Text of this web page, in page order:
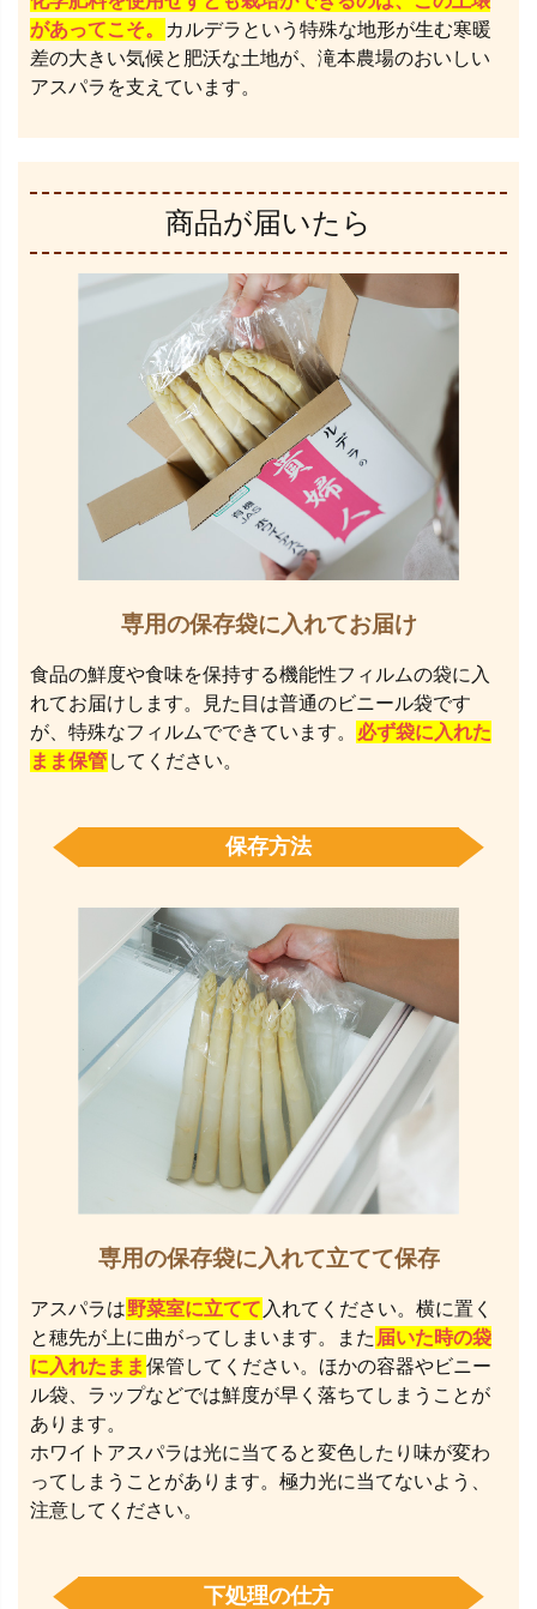
があってこそ。
カルデラという特殊な地形が生む寒暖
差の大きい気候と肥沃な土地が、滝本農場のおいしい
アスパラを支えています。
商品が届いたら
専用の保存袋に入れてお届け
食品の鮮度や食味を保持する機能性フィルムの袋に入
れてお届けします。見た目は普通のビニール袋です
が、特殊なフィルムでできています。
必ず袋に入れた
まま保管 してください。
保存方法
専用の保存袋に入れて立てて保存
アスパラは野菜室に立てて 入れてください。横に置く
と穂先が上に曲がってしまいます。また 届いた時の袋
に入れたまま 保管してください。ほかの容器やビニー
ル袋、ラップなどでは鮮度が早く落ちてしまうことが
あります。
ホワイトアスパラは光に当てると変色したり味が変わ
ってしまうことがあります。極力光に当てないよう、
注意してください。
下処理の仕方